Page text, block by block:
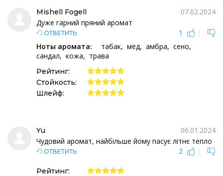
Mishell Fogell
07.02.2024
Дуже гарний пряний аромат
ОТВЕТИТЬ 1
|
Ноты аромата:
табак мёд амбра
сено
сандал
кожа трава
Рейтинг:
Стойкость:
Шлейф:
Yu
06.01.2024
Чудовий аромат, найбільше йому пасує літнє тепло
ОТВЕТИТЬ 2 |
Рейтинг: